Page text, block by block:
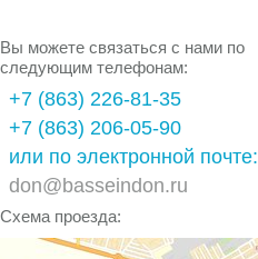
Вы можете связаться с нами по
следующим телефонам:
+7 (863) 226-81-35
+7 (863) 206-05-90
или по электронной почте:
don@basseindon.ru
Схема проезда: